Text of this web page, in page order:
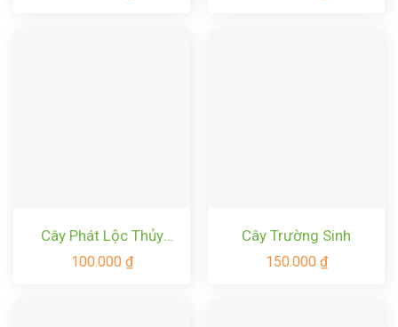
Cây Phát Lộc Thủy
Canh
100.000 ₫
Cây Trường Sinh
150.000 ₫